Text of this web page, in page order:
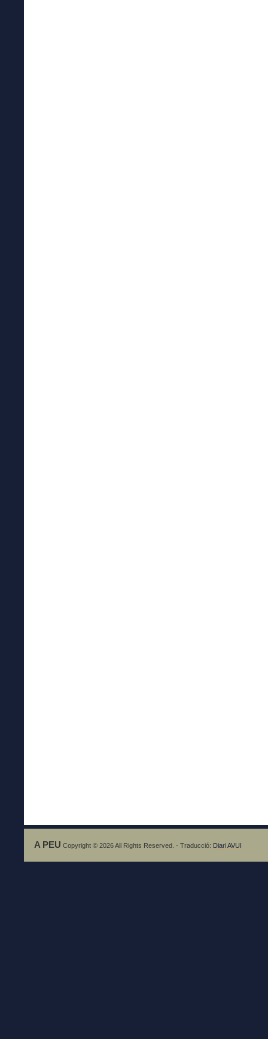
A PEU Copyright © 2026 All Rights Reserved. - Traducció: Diari AVUI